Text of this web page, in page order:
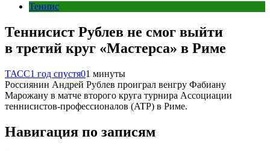
Теннис
Теннисист Рублев не смог выйти
в третий круг «Мастерса» в Риме
ТАСС1 год спустя01 минуты
Россиянин Андрей Рублев проиграл венгру Фабиану
Марожану в матче второго круга турнира Ассоциации
теннисистов-профессионалов (ATP) в Риме.
Навигация по записям